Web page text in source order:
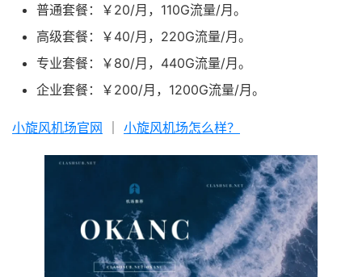
普通套餐：￥20/月，110G流量/月。
高级套餐：￥40/月，220G流量/月。
专业套餐：￥80/月，440G流量/月。
企业套餐：￥200/月，1200G流量/月。
小旋风机场官网 小旋风机场怎么样？